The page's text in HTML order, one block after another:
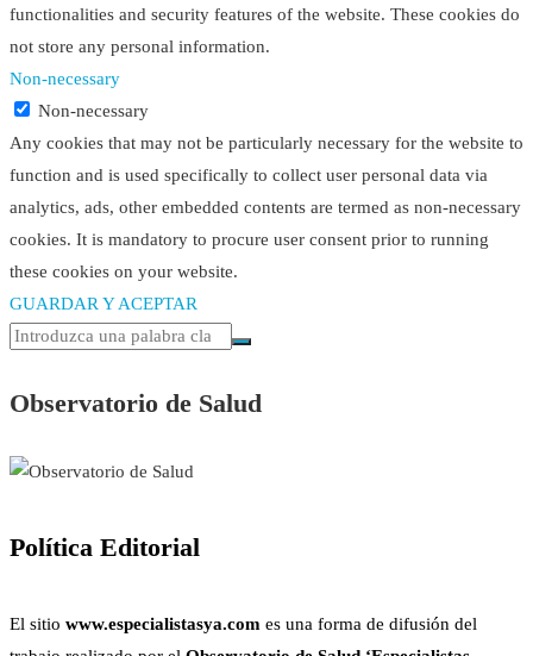
functionalities and security features of the website. These cookies do
not store any personal information.
Non-necessary
Non-necessary
Any cookies that may not be particularly necessary for the website to
function and is used specifically to collect user personal data via
analytics, ads, other embedded contents are termed as non-necessary
cookies. It is mandatory to procure user consent prior to running
these cookies on your website.
GUARDAR Y ACEPTAR
Observatorio de Salud
Política Editorial
El sitio www.especialistasya.com es una forma de difusión del